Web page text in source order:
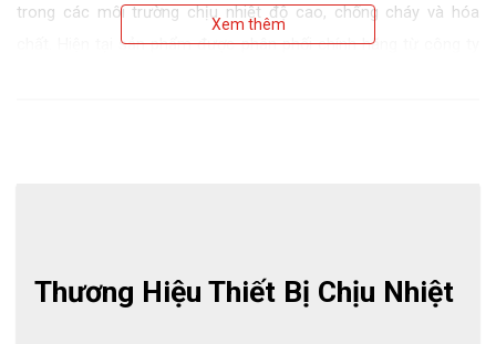
trong các môi trường chịu nhiệt độ cao, chống cháy và hóa
Xem thêm
Thương Hiệu Thiết Bị Chịu Nhiệt